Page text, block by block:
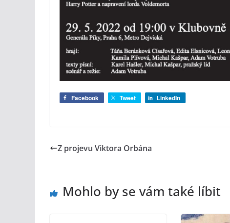
Facebook Tweet LinkedIn
Z projevu Viktora Orbána
Mohlo by se vám také líbit